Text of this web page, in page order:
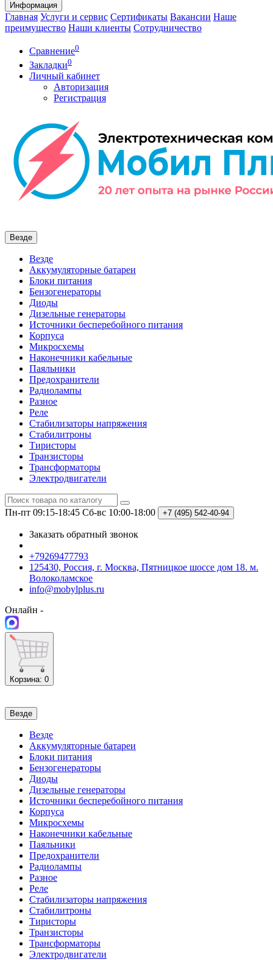
Информация
Главная Услуги и сервис Сертификаты Вакансии Наше
преимущество Наши клиенты Сотрудничество
Сравнение0
Закладки0
Личный кабинет
Авторизация
Регистрация
Везде
Везде
Аккумуляторные батареи
Блоки питания
Бензогенераторы
Диоды
Дизельные генераторы
Источники бесперебойного питания
Корпуса
Микросхемы
Наконечники кабельные
Паяльники
Предохранители
Радиолампы
Разное
Реле
Стабилизаторы напряжения
Стабилитроны
Тиристоры
Транзисторы
Трансформаторы
Электродвигатели
Пн-пт 09:15-18:45 Сб-вс 10:00-18:00 +7 (495) 542-40-94
Заказать обратный звонок
+79269477793
125430, Россия, г. Москва, Пятницкое шоссе дом 18. м.
Волоколамское
info@mobylplus.ru
Онлайн -
Корзина: 0
Везде
Везде
Аккумуляторные батареи
Блоки питания
Бензогенераторы
Диоды
Дизельные генераторы
Источники бесперебойного питания
Корпуса
Микросхемы
Наконечники кабельные
Паяльники
Предохранители
Радиолампы
Разное
Реле
Стабилизаторы напряжения
Стабилитроны
Тиристоры
Транзисторы
Трансформаторы
Электродвигатели